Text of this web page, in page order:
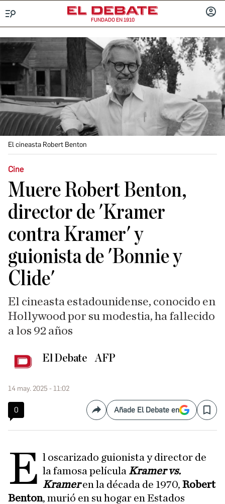
FUNDADO EN 1910
El cineasta Robert Benton
Cine
Muere Robert Benton,
director de 'Kramer
contra Kramer' y
guionista de 'Bonnie y
Clide'
El cineasta estadounidense, conocido en
Hollywood por su modestia, ha fallecido
a los 92 años
El Debate AFP
14 may. 2025 - 11:02
0 CompartirAñade El Debate en Save
E l oscarizado guionista y director de
la famosa película Kramer vs.
Krameren la década de 1970,Robert
Benton, murió en su hogar en Estados